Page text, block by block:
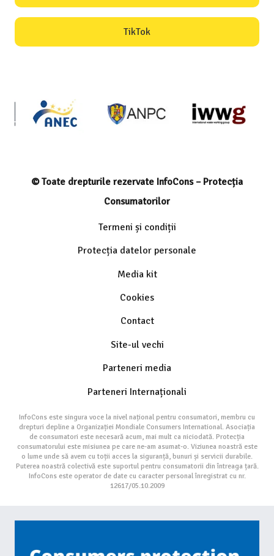
TikTok
© Toate drepturile rezervate InfoCons – Protecția
Consumatorilor
Termeni și condiții
Protecția datelor personale
Media kit
Cookies
Contact
Site-ul vechi
Parteneri media
Parteneri Internaționali
InfoCons este singura voce la nivel național pentru consumatori, membru cu
drepturi depline a Organizației Mondiale Consumers International. Asociația
de consumatori este necesară acum, mai mult ca niciodată. Protecția
consumatorului este misiunea pe care ne-am asumat-o. Viziunea noastră este
o lume unde să avem cu toții acces la siguranță, bunuri și servicii durabile.
Puterea noastră colectivă este suportul pentru consumatorii din întreaga țară.
InfoCons este operator de date cu caracter personal înregistrat cu nr.
12617/05.10.2009